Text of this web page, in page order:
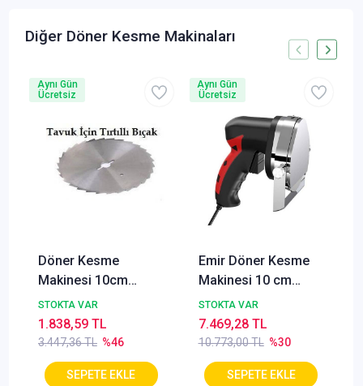
Diğer Döner Kesme Makinaları
Döner Kesme
Makinesi 10cm
Yedek Bıçak Tırtıklı
(Tavuk Döner)
STOKTA VAR
3.447,36 TL %46
1.838,59 TL
Aynı Gün
Ücretsiz
Emir Döner Kesme
Makinesi 10 cm
+Yedek Bıçak
STOKTA VAR
10.773,00 TL %30
7.469,28 TL
Aynı Gün
Ücretsiz